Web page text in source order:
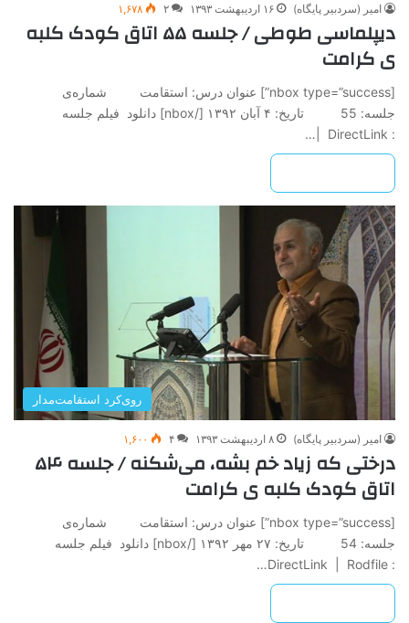
امیر (سردبیر پایگاه) ۱۶ اردیبهشت ۱۳۹۳ ۲ ۱,۶۷۸
دیپلماسی طوطی / جلسه ۵۵ اتاق کودک کلبه
ی کرامت
[nbox type=”success”] عنوان درس: استقامت شماره‌ی
جلسه: 55 تاريخ: ۴ آبان ۱۳۹۲ ‌[/nbox] دانلود فیلم جلسه
: DirectLink |…
روی‌کرد استقامت‌مدار
امیر (سردبیر پایگاه) ۸ اردیبهشت ۱۳۹۳ ۴ ۱,۶۰۰
درختی که زیاد خم بشه، می‌شکنه / جلسه ۵۴
اتاق کودک کلبه ی کرامت
[nbox type=”success”] عنوان درس: استقامت شماره‌ی
جلسه: 54 تاريخ: ۲۷ مهر ۱۳۹۲ ‌[/nbox] دانلود فیلم جلسه
: DirectLink | Rodfile…